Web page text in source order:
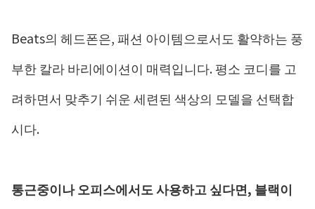
Beats의 헤드폰은, 패션 아이템으로서도 활약하는 풍
부한 칼라 바리에이션이 매력입니다. 평소 코디를 고
려하면서 맞추기 쉬운 세련된 색상의 모델을 선택합
시다.
통근중이나 오피스에서도 사용하고 싶다면, 블랙이